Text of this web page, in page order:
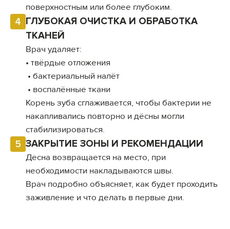
поверхностным или более глубоким.
4 ГЛУБОКАЯ ОЧИСТКА И ОБРАБОТКА
ТКАНЕЙ
Врач удаляет:
• твёрдые отложения
• бактериальный налёт
• воспалённые ткани
Корень зуба сглаживается, чтобы бактерии не
накапливались повторно и дёсны могли
стабилизироваться.
5 ЗАКРЫТИЕ ЗОНЫ И РЕКОМЕНДАЦИИ
Десна возвращается на место, при
необходимости накладываются швы.
Врач подробно объясняет, как будет проходить
заживление и что делать в первые дни.